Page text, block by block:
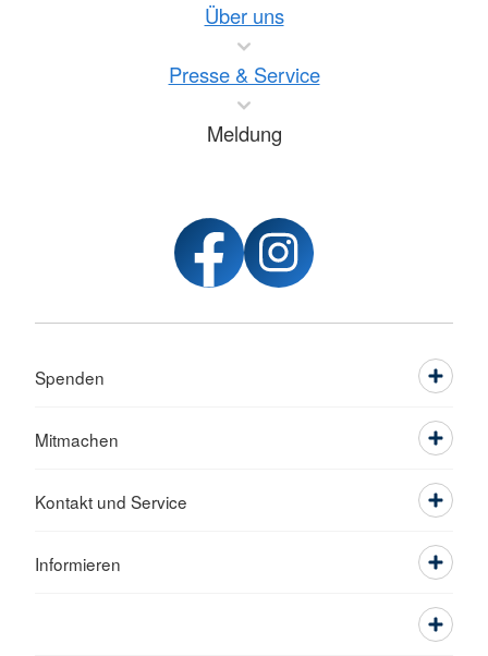
Über uns
Presse & Service
Meldung
Spenden
Mitmachen
Kontakt und Service
Informieren